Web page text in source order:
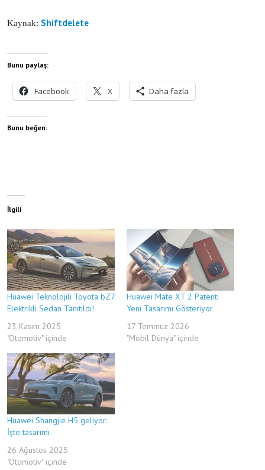
Kaynak: Shiftdelete
Bunu paylaş:
Facebook X Daha fazla
Bunu beğen:
İlgili
Huawei Teknolojili Toyota bZ7
Elektrikli Sedan Tanıtıldı!
23 Kasım 2025
"Otomotiv" içinde
Huawei Mate XT 2 Patenti
Yeni Tasarımı Gösteriyor
17 Temmuz 2026
"Mobil Dünya" içinde
Huawei Shangjie H5 geliyor:
İşte tasarımı
26 Ağustos 2025
"Otomotiv" içinde